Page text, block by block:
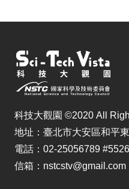
科技大觀園 ©2020 All
地址：臺北市大安區和平
電話：02-25056789 #5526
信箱：nstcstv@gmail.com